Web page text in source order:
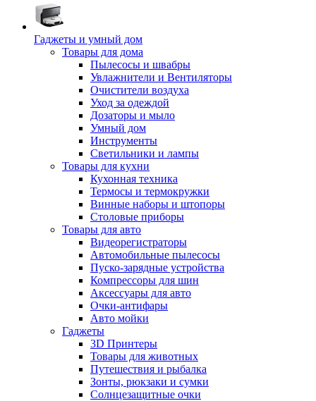
Гаджеты и умный дом
Товары для дома
Пылесосы и швабры
Увлажнители и Вентиляторы
Очистители воздуха
Уход за одеждой
Дозаторы и мыло
Умный дом
Инструменты
Светильники и лампы
Товары для кухни
Кухонная техника
Термосы и термокружки
Винные наборы и штопоры
Столовые приборы
Товары для авто
Видеорегистраторы
Автомобильные пылесосы
Пуско-зарядные устройства
Компрессоры для шин
Аксессуары для авто
Очки-антифары
Авто мойки
Гаджеты
3D Принтеры
Товары для животных
Путешествия и рыбалка
Зонты, рюкзаки и сумки
Солнцезащитные очки